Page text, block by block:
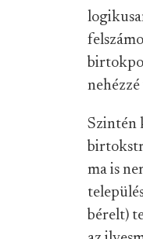
Szintén
ma is
bérelt)